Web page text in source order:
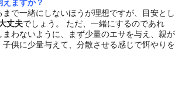
ますか？
まで一緒にしないほうが理想ですが、目安とし
丈夫でしょう。 ただ、一緒にするのであれ
わないように、まず少量のエサを与え、親が
供に少量与えて、分散させる感じで餌やりを